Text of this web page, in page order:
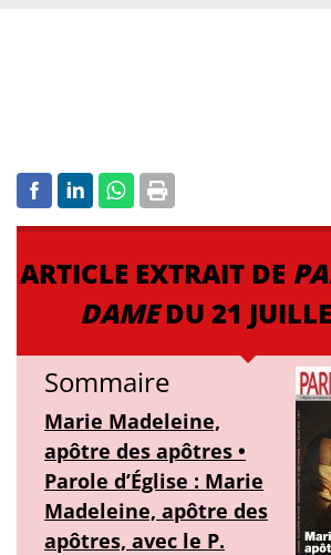
ARTICLE EXTRAIT DE
DAMEDU 21
Sommaire
Marie Madeleine,
apôtre des apôtres •
Parole d’Église : Marie
Madeleine, apôtre des
apôtres, avec le P.